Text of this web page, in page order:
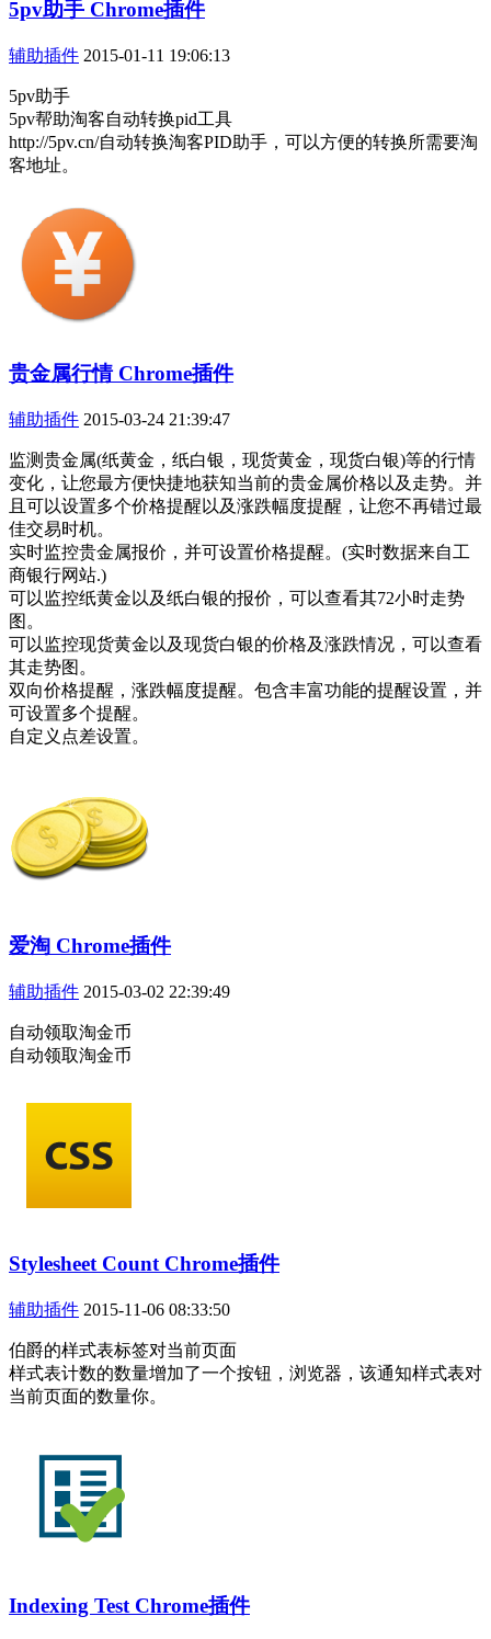
5pv助手 Chrome插件
辅助插件 2015-01-11 19:06:13
5pv助手
5pv帮助淘客自动转换pid工具
http://5pv.cn/自动转换淘客PID助手，可以方便的转换所需要淘
客地址。
贵金属行情 Chrome插件
辅助插件 2015-03-24 21:39:47
监测贵金属(纸黄金，纸白银，现货黄金，现货白银)等的行情
变化，让您最方便快捷地获知当前的贵金属价格以及走势。并
且可以设置多个价格提醒以及涨跌幅度提醒，让您不再错过最
佳交易时机。
实时监控贵金属报价，并可设置价格提醒。(实时数据来自工
商银行网站.)
可以监控纸黄金以及纸白银的报价，可以查看其72小时走势
图。
可以监控现货黄金以及现货白银的价格及涨跌情况，可以查看
其走势图。
双向价格提醒，涨跌幅度提醒。包含丰富功能的提醒设置，并
可设置多个提醒。
自定义点差设置。
爱淘 Chrome插件
辅助插件 2015-03-02 22:39:49
自动领取淘金币
自动领取淘金币
Stylesheet Count Chrome插件
辅助插件 2015-11-06 08:33:50
伯爵的样式表标签对当前页面
样式表计数的数量增加了一个按钮，浏览器，该通知样式表对
当前页面的数量你。
Indexing Test Chrome插件